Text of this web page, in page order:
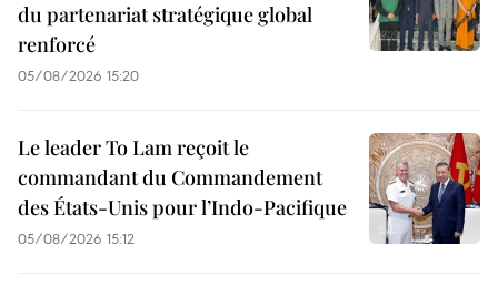
du partenariat stratégique global
renforcé
05/08/2026 15:20
Le leader To Lam reçoit le
commandant du Commandement
des États-Unis pour l’Indo-Pacifique
05/08/2026 15:12